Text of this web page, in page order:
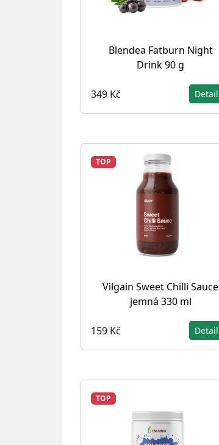
Blendea Fatburn Night
Drink 90 g
349 Kč Detail
TOP
Vilgain Sweet Chilli Sauce
jemná 330 ml
159 Kč Detail
TOP